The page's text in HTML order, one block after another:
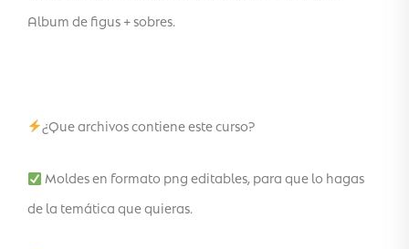
Album de figus + sobres.
¿Que archivos contiene este curso?
Moldes en formato png editables, para que lo hagas
de la temática que quieras.